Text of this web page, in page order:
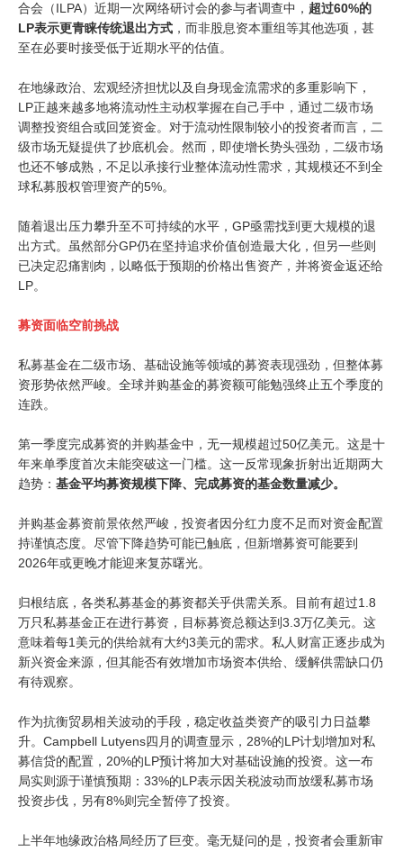
合会（ILPA）近期一次网络研讨会的参与者调查中， 超过60%的
LP表示更青睐传统退出方式 ，而非股息资本重组等其他选项，甚
至在必要时接受低于近期水平的估值。
在地缘政治、宏观经济担忧以及自身现金流需求的多重影响下，
LP正越来越多地将流动性主动权掌握在自己手中，通过二级市场
调整投资组合或回笼资金。对于流动性限制较小的投资者而言，二
级市场无疑提供了抄底机会。然而，即使增长势头强劲，二级市场
也还不够成熟，不足以承接行业整体流动性需求，其规模还不到全
球私募股权管理资产的5%。
随着退出压力攀升至不可持续的水平，GP亟需找到更大规模的退
出方式。虽然部分GP仍在坚持追求价值创造最大化，但另一些则
已决定忍痛割肉，以略低于预期的价格出售资产，并将资金返还给
LP。
募资面临空前挑战
私募基金在二级市场、基础设施等领域的募资表现强劲，但整体募
资形势依然严峻。全球并购基金的募资额可能勉强终止五个季度的
连跌。
第一季度完成募资的并购基金中，无一规模超过50亿美元。这是十
年来单季度首次未能突破这一门槛。这一反常现象折射出近期两大
趋势： 基金平均募资规模下降、完成募资的基金数量减少。
并购基金募资前景依然严峻，投资者因分红力度不足而对资金配置
持谨慎态度。尽管下降趋势可能已触底，但新增募资可能要到
2026年或更晚才能迎来复苏曙光。
归根结底，各类私募基金的募资都关乎供需关系。目前有超过1.8
万只私募基金正在进行募资，目标募资总额达到3.3万亿美元。这
意味着每1美元的供给就有大约3美元的需求。私人财富正逐步成为
新兴资金来源，但其能否有效增加市场资本供给、缓解供需缺口仍
有待观察。
作为抗衡贸易相关波动的手段，稳定收益类资产的吸引力日益攀
升。Campbell Lutyens四月的调查显示，28%的LP计划增加对私
募信贷的配置，20%的LP预计将加大对基础设施的投资。这一布
局实则源于谨慎预期：33%的LP表示因关税波动而放缓私募市场
投资步伐，另有8%则完全暂停了投资。
上半年地缘政治格局经历了巨变。毫无疑问的是，投资者会重新审